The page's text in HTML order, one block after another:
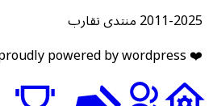
2011-2025 منتدى تقارب
❤️ proudly powered by wordpress